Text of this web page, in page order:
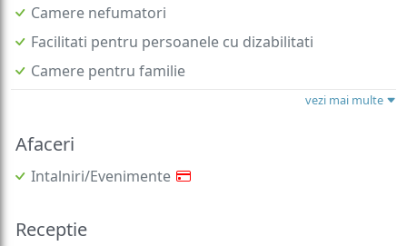
Camere nefumatori
Facilitati pentru persoanele cu dizabilitati
Camere pentru familie
vezi mai multe
Afaceri
Intalniri/Evenimente
Receptie